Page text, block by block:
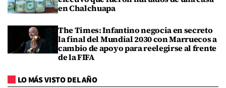
en Chalchuapa
The Times: Infantino negocia en secreto
la final del Mundial 2030 con Marruecos a
cambio de apoyo para reelegirse al frente
de la FIFA
LO MÁS VISTO DEL AÑO